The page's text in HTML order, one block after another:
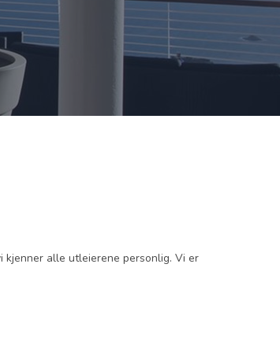
alle utleierene personlig. Vi er